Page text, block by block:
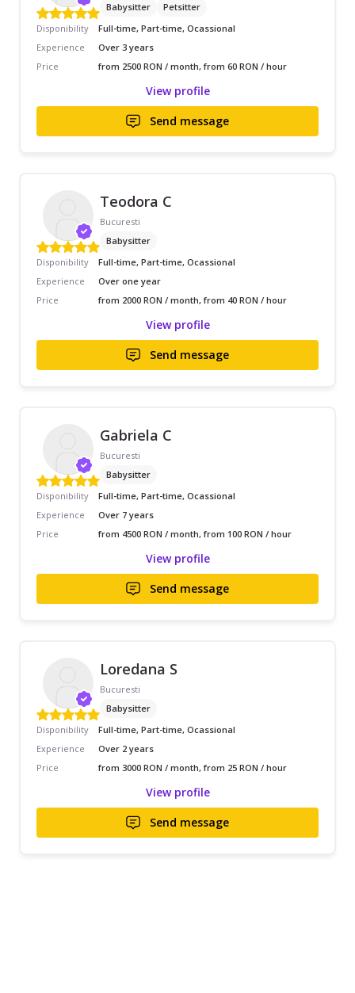
Babysitter
Petsitter
Disponibility
Full-time, Part-time, Ocassional
Experience
Over 3 years
Price
from 2500 RON / month, from 60 RON / hour
View profile
Send message
Teodora C
Bucuresti
Babysitter
Disponibility
Full-time, Part-time, Ocassional
Experience
Over one year
Price
from 2000 RON / month, from 40 RON / hour
View profile
Send message
Gabriela C
Bucuresti
Babysitter
Disponibility
Full-time, Part-time, Ocassional
Experience
Over 7 years
Price
from 4500 RON / month, from 100 RON / hour
View profile
Send message
Loredana S
Bucuresti
Babysitter
Disponibility
Full-time, Part-time, Ocassional
Experience
Over 2 years
Price
from 3000 RON / month, from 25 RON / hour
View profile
Send message